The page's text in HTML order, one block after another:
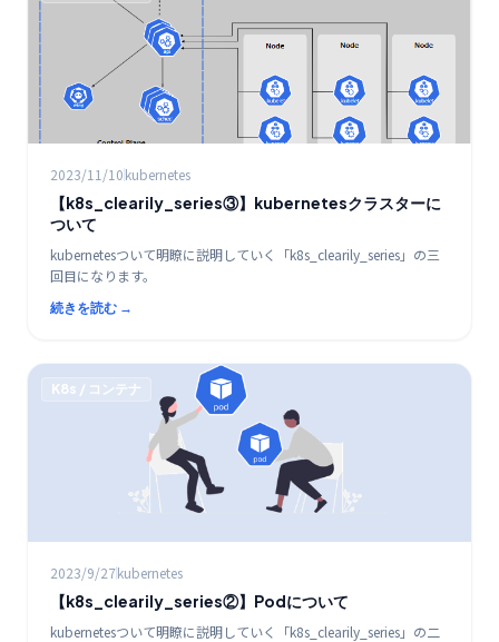
2023/11/10kubernetes
【k8s_clearily_series③】kubernetesクラスターに
ついて
kubernetesついて明瞭に説明していく「k8s_clearily_series」の三
回目になります。
続きを読む →
K8s / コンテナ
2023/9/27kubernetes
【k8s_clearily_series②】Podについて
kubernetesついて明瞭に説明していく「k8s_clearily_series」の二